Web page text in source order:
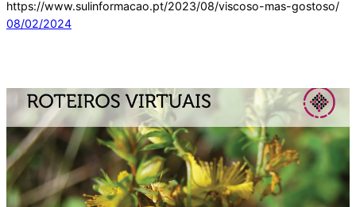
https://www.sulinformacao.pt/2023/08/viscoso-mas-gostoso/
08/02/2024